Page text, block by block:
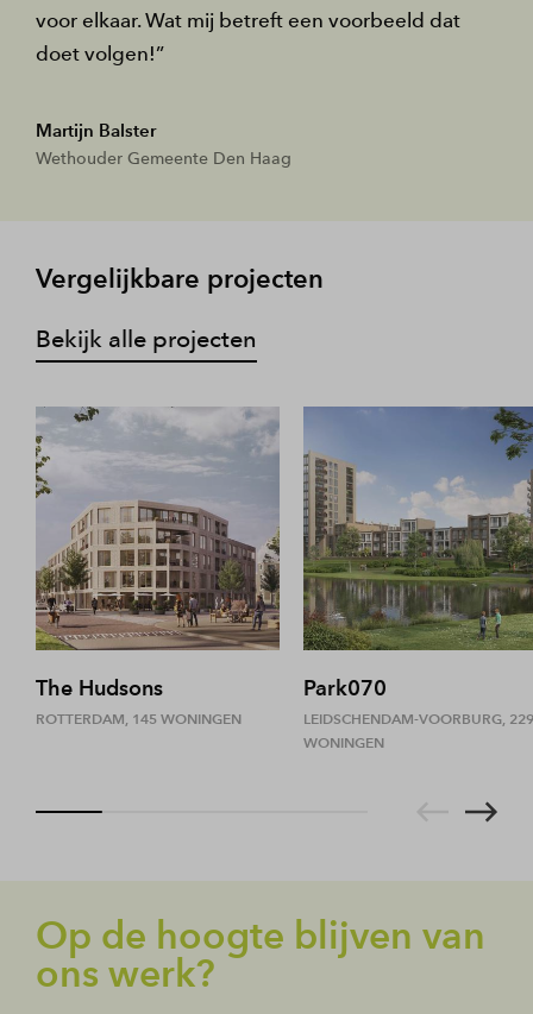
voor elkaar. Wat mij betreft een voorbeeld dat
doet volgen!
Martijn Balster
Wethouder Gemeente Den Haag
Vergelijkbare projecten
Bekijk alle projecten
The Hudsons
ROTTERDAM, 145 WONINGEN
Park070
LEIDSCHENDAM-VOORBURG, 229
WONINGEN
Op de hoogte blijven van
ons werk?